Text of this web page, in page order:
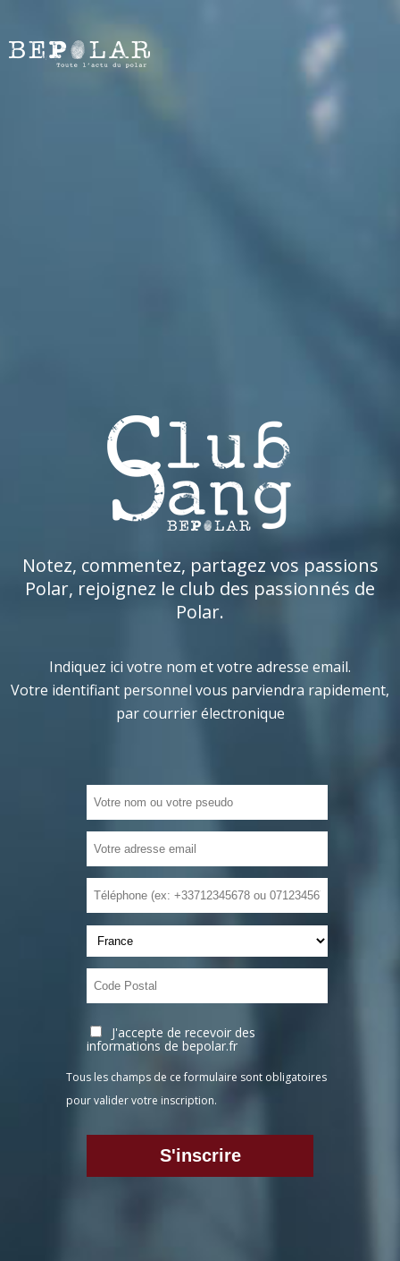
Notez, commentez, partagez vos passions
Polar, rejoignez le club des passionnés de
Polar.
Indiquez ici votre nom et votre adresse email.
Votre identifiant personnel vous parviendra rapidement,
par courrier électronique
J'accepte de recevoir des
informations de bepolar.fr
Tous les champs de ce formulaire sont obligatoires
pour valider votre inscription.